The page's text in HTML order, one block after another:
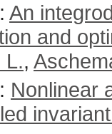
An
and
L.,
Nonlinear